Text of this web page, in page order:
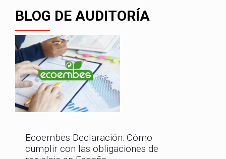
BLOG DE AUDITORÍA
Ecoembes Declaración: Cómo
cumplir con las obligaciones de